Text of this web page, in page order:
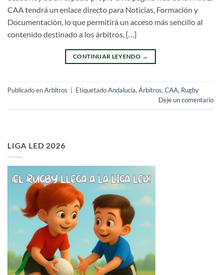
CAA tendrá un enlace directo para Noticias, Formación y
Documentación, lo que permitirá un acceso más sencillo al
contenido destinado a los árbitros, […]
CONTINUAR LEYENDO →
Publicado enArbitros EtiquetadoAndalucía, Árbitros, CAA, Rugby
Deje un comentario
LIGA LED 2026